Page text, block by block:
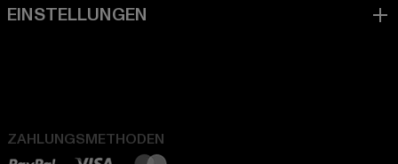
ZAHLUNGSMETHODEN